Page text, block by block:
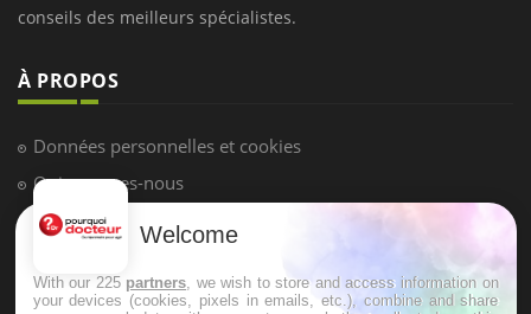
conseils des meilleurs spécialistes.
À PROPOS
Données personnelles et cookies
Qui sommes-nous
Conditions d'utilisation
Mentions Légales
Welcome
With our 225 partners , we wish to store and access information on
your devices (cookies, pixels in emails, etc.), combine and share